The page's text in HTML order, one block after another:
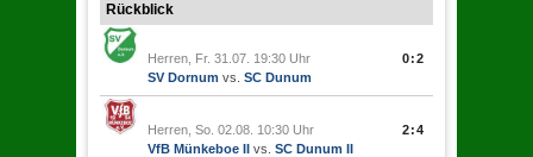
Rückblick
Herren, Fr. 31.07. 19:30 Uhr
SV Dornum vs. SC Dunum
0:2
Herren, So. 02.08. 10:30 Uhr
VfB Münkeboe II vs. SC Dunum II
2:4